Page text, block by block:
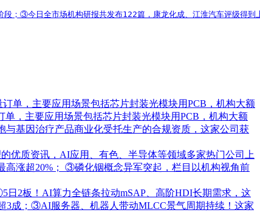
③今日全市场机构研报共发布122篇，康龙化成、江淮汽车评级
单，主要应用场景包括芯片封装光模块用PCB，机构大额
，主要应用场景包括芯片封装光模块用PCB，机构大额
基因治疗产品商业化受托生产的合规资质，这家公司获
优质资讯，AI应用、有色、半导体等领域多家热门公司上
涨超20%； ③磷化铟概念异军突起，栏目以机构视角前
日2板！AI算力全链条拉动mSAP、高阶HDI长期需求，这
3成；③AI服务器、机器人带动MLCC景气周期持续！这家